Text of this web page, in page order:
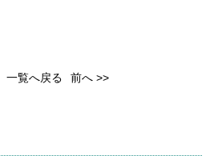
一覧へ戻る 前へ >>